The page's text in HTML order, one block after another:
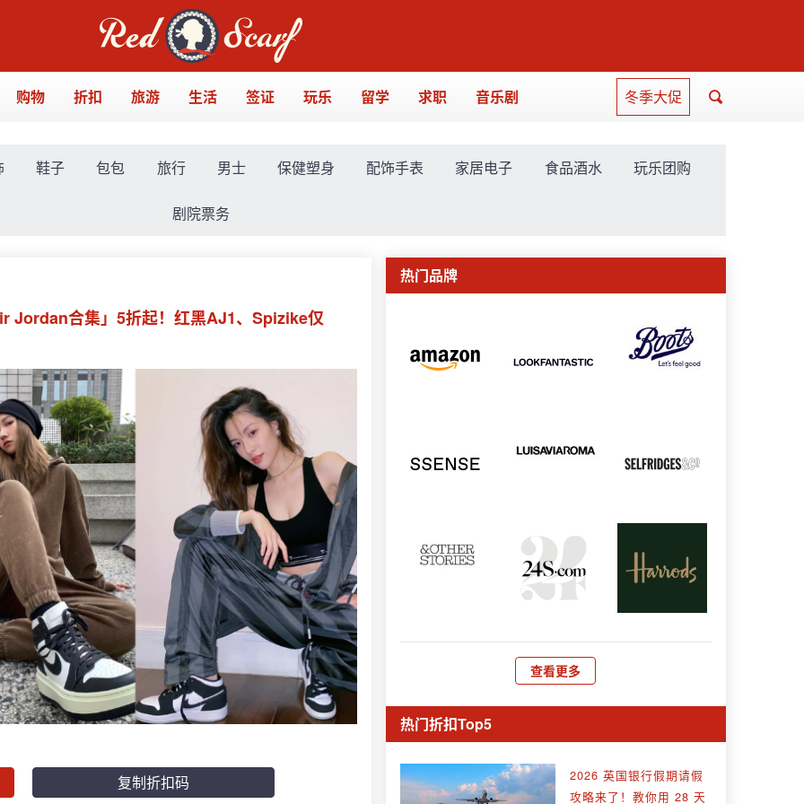
购物 折扣 旅游 生活 签证 玩乐 留学 求职 音乐剧 冬季大促
鞋子 包包 旅行 男士 保健塑身 配饰手表 家居电子 食品酒水 玩乐团购
剧院票务
Jordan合集」5折起！红黑AJ1、Spizike仅
复制折扣码
热门品牌
查看更多
热门折扣Top5
2026 英国银行假期请假
攻略来了！教你用 28 天